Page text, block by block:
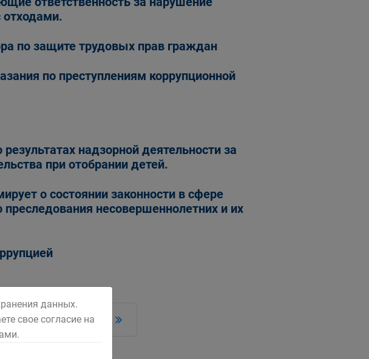
отходами.
по защите трудовых прав граждан
по преступлениям коррупционной
надзорной деятельности за
при отобрании детей.
о состоянии законности в сфере
несовершеннолетних и их
2 3
данных.
свое согласие на